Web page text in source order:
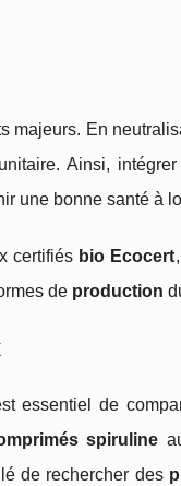
majeurs. En
Ainsi,
une bonne santé à
certifiés bio Ecocert
de production
essentiel de
spiruline
de rechercher des